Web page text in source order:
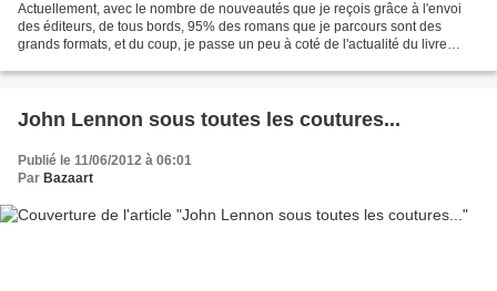
Actuellement, avec le nombre de nouveautés que je reçois grâce à l'envoi
des éditeurs, de tous bords, 95% des romans que je parcours sont des
grands formats, et du coup, je passe un peu à coté de l'actualité du livre
John Lennon sous toutes les coutures...
Publié le 11/06/2012 à 06:01
Par Bazaart